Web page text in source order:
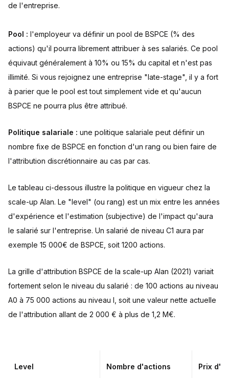
de l'entreprise.
Pool : l'employeur va définir un pool de BSPCE (% des
actions) qu'il pourra librement attribuer à ses salariés. Ce pool
équivaut généralement à 10% ou 15% du capital et n'est pas
illimité. Si vous rejoignez une entreprise "late-stage", il y a fort
à parier que le pool est tout simplement vide et qu'aucun
BSPCE ne pourra plus être attribué.
Politique salariale : une politique salariale peut définir un
nombre fixe de BSPCE en fonction d'un rang ou bien faire de
l'attribution discrétionnaire au cas par cas.
Le tableau ci-dessous illustre la politique en vigueur chez la
scale-up Alan. Le "level" (ou rang) est un mix entre les années
d'expérience et l'estimation (subjective) de l'impact qu'aura
le salarié sur l'entreprise. Un salarié de niveau C1 aura par
exemple 15 000€ de BSPCE, soit 1200 actions.
La grille d'attribution BSPCE de la scale-up Alan (2021) variait
fortement selon le niveau du salarié : de 100 actions au niveau
A0 à 75 000 actions au niveau I, soit une valeur nette actuelle
de l'attribution allant de 2 000 € à plus de 1,2 M€.
Level Nombre d'actions Prix